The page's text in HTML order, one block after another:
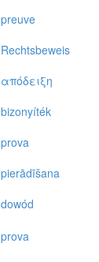
preuve
Rechtsbeweis
απόδειξη
bizonyíték
prova
pierādīšana
dowód
prova